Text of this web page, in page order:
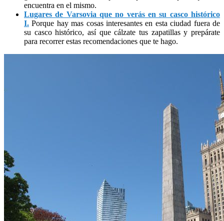
encuentra en el mismo.
Lugares de Varsovia que no verás en su casco histórico
I. Porque hay mas cosas interesantes en esta ciudad fuera de
su casco histórico, así que cálzate tus zapatillas y prepárate
para recorrer estas recomendaciones que te hago.